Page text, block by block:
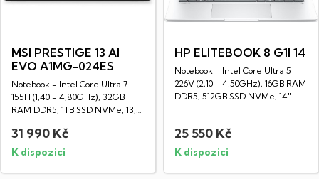
MSI PRESTIGE 13 AI
EVO A1MG-024ES
Notebook - Intel Core Ultra 7
155H (1,40 - 4,80GHz), 32GB
RAM DDR5, 1TB SSD NVMe, 13,3"
31 990 Kč
K dispozici
HP ELITEBOOK 8 G1I 14
Notebook - Intel Core Ultra 5
226V (2,10 - 4,50GHz), 16GB RAM
DDR5, 512GB SSD NVMe, 14"
25 550 Kč
K dispozici